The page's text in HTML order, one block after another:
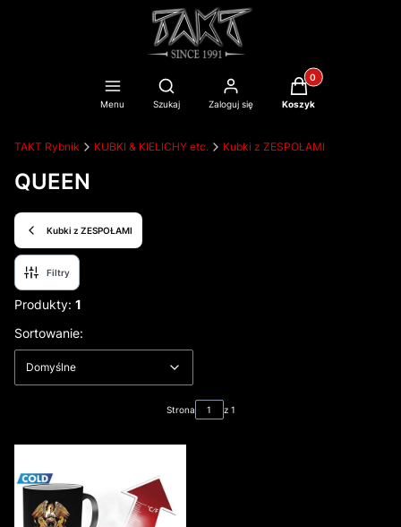
Menu
Otwórz wyszukiwarkę
Szukaj Zaloguj się
Produkty w
Koszyk
TAKT Rybnik KUBKI & KIELICHY etc. Kubki z ZESPOŁAMI
QUEEN
Kubki z ZESPOŁAMI
Filtry
Produkty: 1
Lista produktów
Sortowanie:
Domyślne
Strona z 1